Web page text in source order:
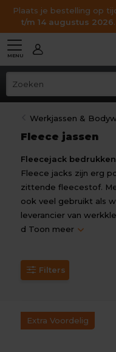
Plaats je bestelling op
t/m 14 augustus 2026
MENU
Werkjassen &
Fleece jassen
Fleecejack bedrukken
Fleece jacks zijn erg
zittende fleecestof.
ook veel gebruikt als
leverancier van
d Toon meer
Filters
Extra Voordelig